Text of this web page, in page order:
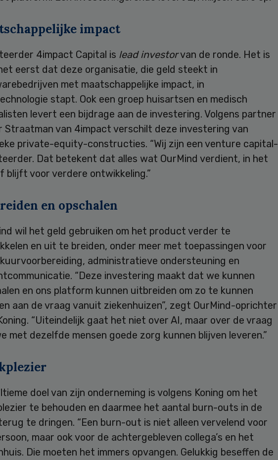
impact
4impact Capital is lead investorvan de ronde. Het is
eerst dat deze organisatie, die geld steekt in
met maatschappelijke impact, in
stapt. Ook een groep huisartsen en medisch
levert een bijdrage aan de investering. Volgens partner
Straatman van 4impact verschilt deze investering van
private-equity-constructies. “Wij zijn een venture capital-
Dat betekent dat alles wat OurMind verdient, in het
blijft voor verdere ontwikkeling.”
en opschalen
wil het geld gebruiken om het product verder te
en uit te breiden, onder meer met toepassingen voor
administratieve ondersteuning en
“Deze investering maakt dat we kunnen
en ons platform kunnen uitbreiden om zo te kunnen
aan de vraag vanuit ziekenhuizen”, zegt OurMind-oprichter
“Uiteindelijk gaat het niet over AI, maar over de vraag
met dezelfde mensen goede zorg kunnen blijven leveren.”
doel van zijn onderneming is volgens Koning om het
te behouden en daarmee het aantal burn-outs in de
te dringen. “Een burn-out is niet alleen vervelend voor
maar ook voor de achtergebleven collega’s en het
Die moeten het immers opvangen. Gelukkig beseffen de